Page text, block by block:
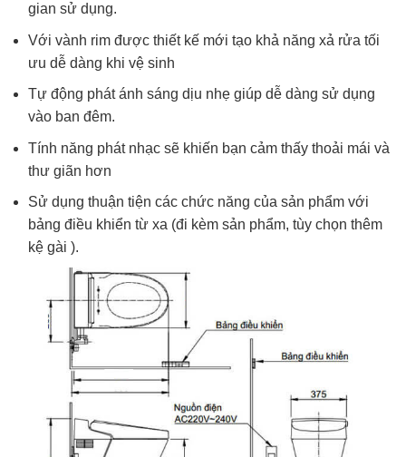
gian sử dụng.
Với vành rim được thiết kế mới tạo khả năng xả rửa tối
ưu dễ dàng khi vệ sinh
Tự động phát ánh sáng dịu nhẹ giúp dễ dàng sử dụng
vào ban đêm.
Tính năng phát nhạc sẽ khiến bạn cảm thấy thoải mái và
thư giãn hơn
Sử dụng thuận tiện các chức năng của sản phẩm với
bảng điều khiển từ xa (đi kèm sản phẩm, tùy chọn thêm
kệ gài ).